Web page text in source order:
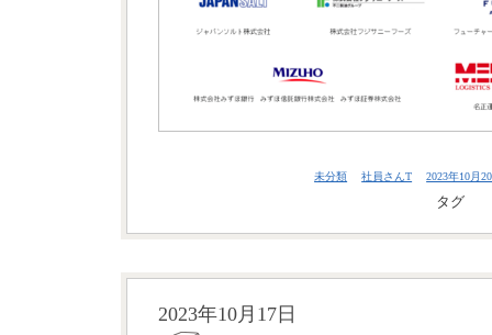
未分類 社員さんT 2023年10月
タグ
2023年10月17日